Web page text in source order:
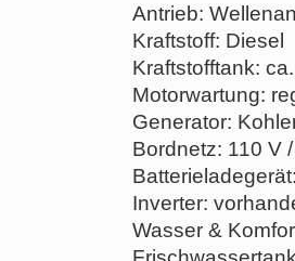
Antrieb:
Kraftstoff: Diesel
Kraftstofftank:
Motorwartung:
Generator:
Bordnetz: 110 V
Inverter:
Wasser &